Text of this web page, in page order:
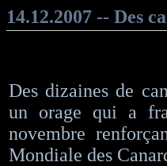
14.12.2007 -- Des
Des dizaines de
un orage qui a
novembre
Mondiale des